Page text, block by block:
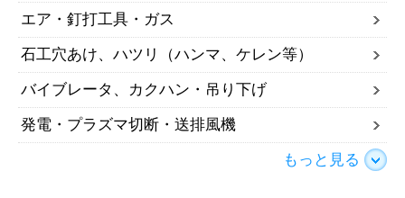
エア・釘打工具・ガス
石工穴あけ、ハツリ（ハンマ、ケレン等）
バイブレータ、カクハン・吊り下げ
発電・プラズマ切断・送排風機
もっと見る